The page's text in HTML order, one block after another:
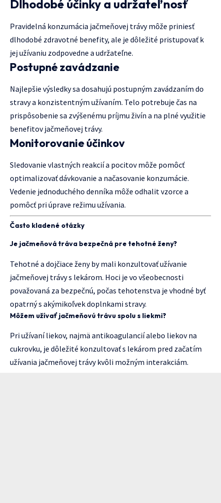
Dlhodobé účinky a udržateľnosť
Pravidelná konzumácia jačmeňovej trávy môže priniesť
dlhodobé zdravotné benefity, ale je dôležité pristupovať k
jej užívaniu zodpovedne a udržateľne.
Postupné zavádzanie
Najlepšie výsledky sa dosahujú postupným zavádzaním do
stravy a konzistentným užívaním. Telo potrebuje čas na
prispôsobenie sa zvýšenému príjmu živín a na plné využitie
benefitov jačmeňovej trávy.
Monitorovanie účinkov
Sledovanie vlastných reakcií a pocitov môže pomôcť
optimalizovať dávkovanie a načasovanie konzumácie.
Vedenie jednoduchého denníka môže odhalit vzorce a
pomôcť pri úprave režimu užívania.
Často kladené otázky
Je jačmeňová tráva bezpečná pre tehotné ženy?
Tehotné a dojčiace ženy by mali konzultovať užívanie
jačmeňovej trávy s lekárom. Hoci je vo všeobecnosti
považovaná za bezpečnú, počas tehotenstva je vhodné byť
opatrný s akýmikoľvek doplnkami stravy.
Môžem užívať jačmeňovú trávu spolu s liekmi?
Pri užívaní liekov, najmä antikoagulancií alebo liekov na
cukrovku, je dôležité konzultovať s lekárom pred začatím
užívania jačmeňovej trávy kvôli možným interakciám.